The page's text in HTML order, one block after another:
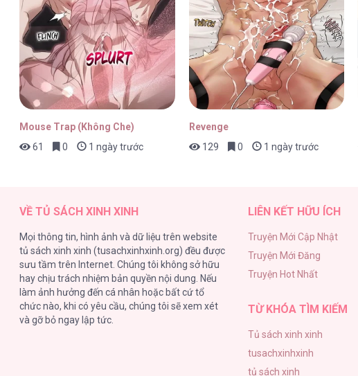
Chiếu Tướng [...] – Chap 90
Chiếu Tướng [...] – Chap 88
Chiếu Tướng [...] – Chap 87
Mouse Trap (Không Che)
61
0 1 ngày trước
Revenge
129
0 1 ngày trước
VỀ TỦ SÁCH XINH XINH
Mọi thông tin, hình ảnh và dữ liệu trên website
tủ sách xinh xinh (tusachxinhxinh.org) đều được
sưu tầm trên Internet. Chúng tôi không sở hữu
hay chịu trách nhiệm bản quyền nội dung. Nếu
làm ảnh hưởng đến cá nhân hoặc bất cứ tổ
chức nào, khi có yêu cầu, chúng tôi sẽ xem xét
và gỡ bỏ ngay lập tức.
LIÊN KẾT HỮU ÍCH
Truyện Mới Cập Nhật
Truyện Mới Đăng
Truyện Hot Nhất
TỪ KHÓA TÌM KIẾM
Tủ sách xinh xinh
tusachxinhxinh
tủ sách xinh